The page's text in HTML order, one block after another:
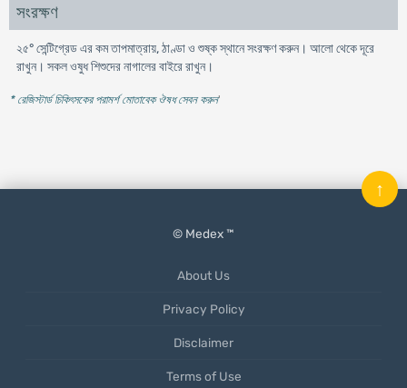
সংরক্ষণ
২৫° সেন্টিগ্রেড এর কম তাপমাত্রায়, ঠাণ্ডা ও শুষ্ক স্থানে সংরক্ষণ করুন। আলো থেকে দূরে
রাখুন। সকল ওষুধ শিশুদের নাগালের বাইরে রাখুন।
* রেজিস্টার্ড চিকিৎসকের পরামর্শ মোতাবেক ঔষধ সেবন করুন'
© Medex ™
About Us
Privacy Policy
Disclaimer
Terms of Use
↑